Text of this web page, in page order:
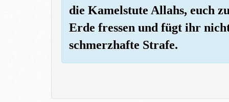
die Kamelstute Allahs, euch
Erde fressen und fügt ihr
schmerzhafte Strafe.